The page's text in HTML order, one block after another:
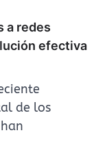
a redes
efectiva
de los